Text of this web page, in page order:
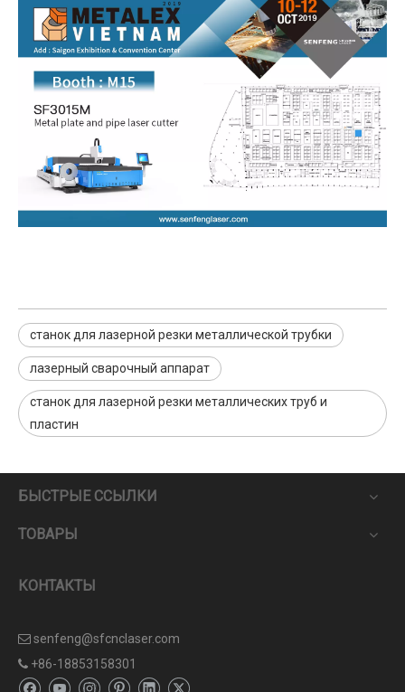
станок для лазерной резки металлической трубки
лазерный сварочный аппарат
станок для лазерной резки металлических труб и
пластин
БЫСТРЫЕ ССЫЛКИ
ТОВАРЫ
КОНТАКТЫ
 senfeng@sfcnclaser.com
 +86-18853158301